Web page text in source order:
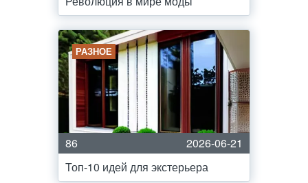
РАЗНОЕ
86
2026-06-21
Топ-10 идей для экстерьера